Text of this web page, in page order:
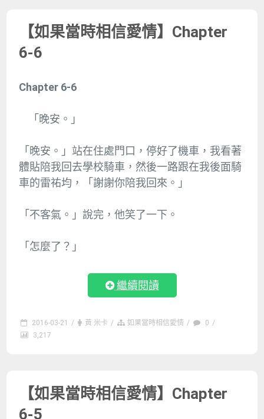
【如果當時相信愛情】Chapter
6-6
Chapter 6-6
「晚安。」
「晚安。」站在住處門口，停好了機車，我看著
體貼陪我回去學校騎車，然後一路跟在我後面騎
車的雷祐均，「謝謝你陪我回來。」
「不客氣。」說完，他笑了一下。
「怎麼了？」
繼續閱讀
2016-03-21 / 黃 米卡 / 如果當時相信愛情 / 0 /
3,217
【如果當時相信愛情】Chapter
6-5